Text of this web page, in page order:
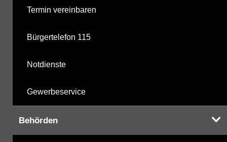
Termin vereinbaren
Bürgertelefon 115
Notdienste
Gewerbeservice
Behörden